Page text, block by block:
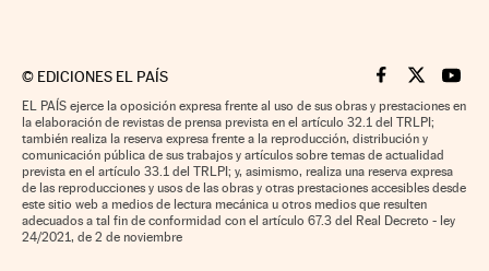
© EDICIONES EL PAÍS Cinco Días en
Cinco Días
Cinco
EL PAÍS ejerce la oposición expresa frente al uso de sus obras y prestaciones en
la elaboración de revistas de prensa prevista en el artículo 32.1 del TRLPI;
también realiza la reserva expresa frente a la reproducción, distribución y
comunicación pública de sus trabajos y artículos sobre temas de actualidad
prevista en el artículo 33.1 del TRLPI; y, asimismo, realiza una reserva expresa
de las reproducciones y usos de las obras y otras prestaciones accesibles desde
este sitio web a medios de lectura mecánica u otros medios que resulten
adecuados a tal fin de conformidad con el artículo 67.3 del Real Decreto - ley
24/2021, de 2 de noviembre